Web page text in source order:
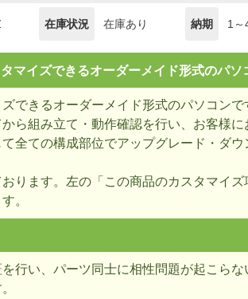
在庫状況 在庫あり 納期 1～
マイズできるオーダーメイド形式のパソ
できるオーダーメイド形式のパソコンで
ら組み立て・動作確認を行い、お客様に
全ての構成部位でアップグレード・ダ
ります。左の「この商品のカスタマイ
。
行い、パーツ同士に相性問題が起こら